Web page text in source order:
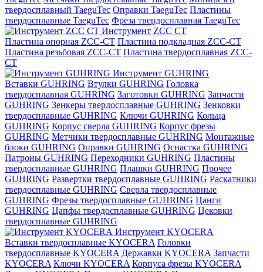
твердосплавный TaeguTec Оправки TaeguTec Пластины
твердосплавные TaeguTec Фреза твердосплавная TaeguTec
Инструмент ZCС CT
Пластина опорная ZCC-CT Пластина подкладная ZCC-CT
Пластина резьбовая ZCC-CT Пластина твердосплавная ZCC-
CT
Инструмент GUHRING
Вставки GUHRING Втулки GUHRING Головка
твердосплавная GUHRING Заготовки GUHRING Запчасти
GUHRING Зенкеры твердосплавные GUHRING Зенковки
твердосплавные GUHRING Ключи GUHRING Кольца
GUHRING Корпус сверла GUHRING Корпус фрезы
GUHRING Метчики твердосплавные GUHRING Монтажные
блоки GUHRING Оправки GUHRING Оснастка GUHRING
Патроны GUHRING Переходники GUHRING Пластины
твердосплавные GUHRING Плашки GUHRING Прочее
GUHRING Развертки твердосплавные GUHRING Раскатники
твердосплавные GUHRING Сверла твердосплавные
GUHRING Фрезы твердосплавные GUHRING Цанги
GUHRING Цапфы твердосплавные GUHRING Цековки
твердосплавные GUHRING
Инструмент KYOCERA
Вставки твердосплавные KYOCERA Головки
твердосплавные KYOCERA Державки KYOCERA Запчасти
KYOCERA Ключи KYOCERA Корпуса фрезы KYOCERA